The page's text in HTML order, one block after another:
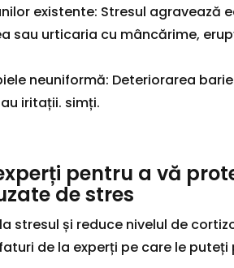
existente: Stresul agravează
sau urticaria cu mâncărime,
neuniformă: Deteriorarea
iritații. simți.
pentru a vă
de stres
stresul și reduce nivelul de
de la experți pe care le